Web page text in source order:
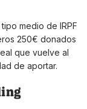
medio de IRPF
250€ donados
que vuelve al
de aportar.